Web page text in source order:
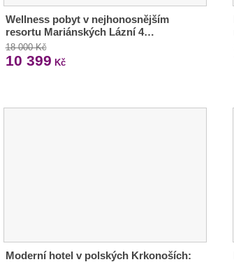
Wellness pobyt v nejhonosnějším
resortu Mariánských Lázní 4…
18 000 Kč
10 399 Kč
Moderní hotel v polských Krkonoších: